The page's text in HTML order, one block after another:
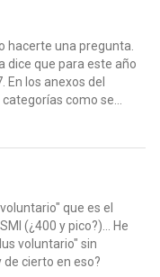
hacerte una pregunta.
dice que para este año
En los anexos del
como se...
que es el
(¿400 y pico?)... He
voluntario" sin
cierto en eso?